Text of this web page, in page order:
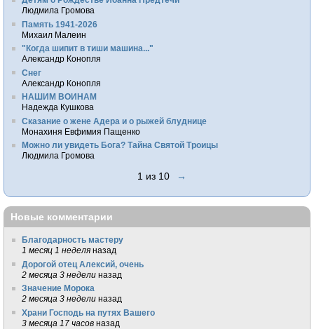
Людмила Громова
Память 1941-2026
Михаил Малеин
"Когда шипит в тиши машина..."
Александр Конопля
Снег
Александр Конопля
НАШИМ ВОИНАМ
Надежда Кушкова
Сказание о жене Адера и о рыжей блуднице
Монахиня Евфимия Пащенко
Можно ли увидеть Бога? Тайна Святой Троицы
Людмила Громова
1 из 10 →
Новые комментарии
Благодарность мастеру
1 месяц 1 неделя назад
Дорогой отец Алексий, очень
2 месяца 3 недели назад
Значение Морока
2 месяца 3 недели назад
Храни Господь на путях Вашего
3 месяца 17 часов назад